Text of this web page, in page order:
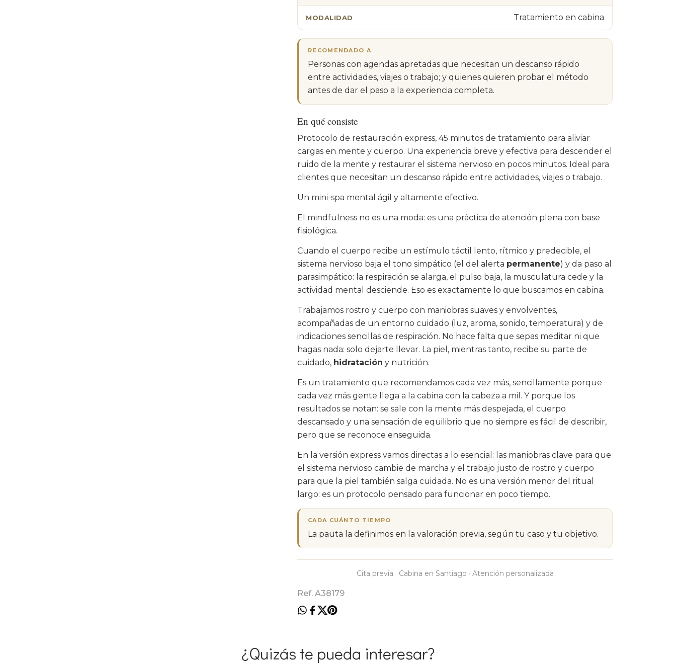
MODALIDAD Tratamiento en cabina
RECOMENDADO A
Personas con agendas apretadas que necesitan un descanso rápido
entre actividades, viajes o trabajo; y quienes quieren probar el método
antes de dar el paso a la experiencia completa.
En qué consiste
Protocolo de restauración express, 45 minutos de tratamiento para aliviar
cargas en mente y cuerpo. Una experiencia breve y efectiva para descender el
ruido de la mente y restaurar el sistema nervioso en pocos minutos. Ideal para
clientes que necesitan un descanso rápido entre actividades, viajes o trabajo.
Un mini-spa mental ágil y altamente efectivo.
El mindfulness no es una moda: es una práctica de atención plena con base
fisiológica.
Cuando el cuerpo recibe un estímulo táctil lento, rítmico y predecible, el
sistema nervioso baja el tono simpático (el del alerta permanente) y da paso al
parasimpático: la respiración se alarga, el pulso baja, la musculatura cede y la
actividad mental desciende. Eso es exactamente lo que buscamos en cabina.
Trabajamos rostro y cuerpo con maniobras suaves y envolventes,
acompañadas de un entorno cuidado (luz, aroma, sonido, temperatura) y de
indicaciones sencillas de respiración. No hace falta que sepas meditar ni que
hagas nada: solo dejarte llevar. La piel, mientras tanto, recibe su parte de
cuidado, hidratación y nutrición.
Es un tratamiento que recomendamos cada vez más, sencillamente porque
cada vez más gente llega a la cabina con la cabeza a mil. Y porque los
resultados se notan: se sale con la mente más despejada, el cuerpo
descansado y una sensación de equilibrio que no siempre es fácil de describir,
pero que se reconoce enseguida.
En la versión express vamos directas a lo esencial: las maniobras clave para que
el sistema nervioso cambie de marcha y el trabajo justo de rostro y cuerpo
para que la piel también salga cuidada. No es una versión menor del ritual
largo: es un protocolo pensado para funcionar en poco tiempo.
CADA CUÁNTO TIEMPO
La pauta la definimos en la valoración previa, según tu caso y tu objetivo.
Cita previa · Cabina en Santiago · Atención personalizada
Ref. A38179
¿Quizás te pueda interesar?